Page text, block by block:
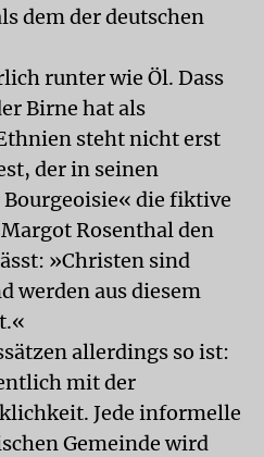
dem der deutschen
runter wie Öl. Dass
Birne hat als
steht nicht erst
der in seinen
Bourgeoisie« die fiktive
Rosenthal den
»Christen sind
werden aus diesem
allerdings so ist:
mit der
Jede informelle
Gemeinde wird